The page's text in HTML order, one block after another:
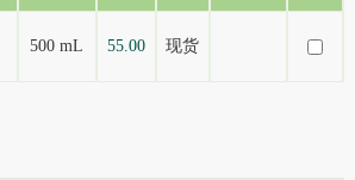
500 mL 55.00 现货